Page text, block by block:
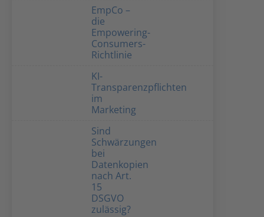
EmpCo –
die
Empowering-
Consumers-
Richtlinie
KI-
Transparenzpflichten
im
Marketing
Sind
Schwärzungen
bei
Datenkopien
nach Art.
15
DSGVO
zulässig?